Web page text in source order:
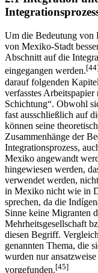
2.1 Integration
Um die Bedeutung von
von Mexiko-Stadt
Abschnitt auf die
eingegangen werden.[44]
darauf folgenden
verfasstes
Schichtung“. Obwohl
fast ausschließlich auf
können seine
Zusammenhänge der
Integrationsprozess,
Mexiko angewandt
hingewiesen werden,
verwendet werden,
in Mexiko nicht wie in
sprechen, da die
Sinne keine Migranten
Mehrheitsgesellschaft
diesen Begriff.
genannten Thema, die
wurden nur